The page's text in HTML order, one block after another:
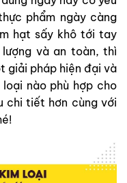
phẩm ngày càng
hạt sấy khô tới tay
và an toàn, thì
giải pháp hiện đại và
nào phù hợp cho
chi tiết hơn cùng với